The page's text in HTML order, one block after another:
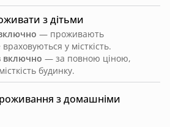
з домашніми
з дітьми
— проживають
у місткість.
включно — за повною ціною,
будинку.